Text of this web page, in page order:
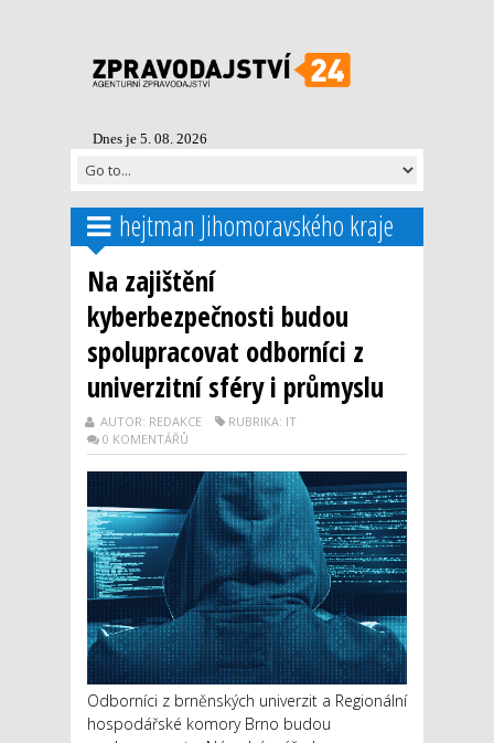
Dnes je 5. 08. 2026
hejtman Jihomoravského kraje
Na zajištění
kyberbezpečnosti budou
spolupracovat odborníci z
univerzitní sféry i průmyslu
AUTOR: REDAKCE
RUBRIKA: IT
0 KOMENTÁŘŮ
Odborníci z brněnských univerzit a Regionální
hospodářské komory Brno budou